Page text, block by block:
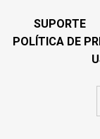
SUPORTE
POLÍTICA DE